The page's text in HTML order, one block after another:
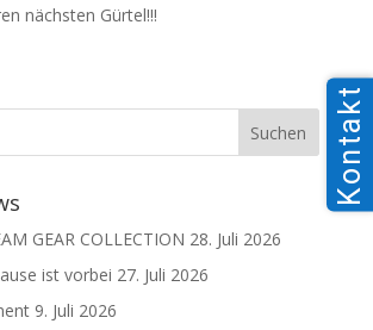
nächsten Gürtel!!!
GEAR COLLECTION 28. Juli 2026
ist vorbei 27. Juli 2026
9. Juli 2026
Kontakt